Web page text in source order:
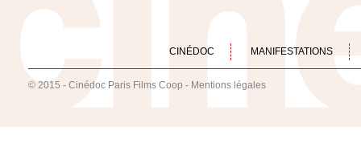
CINÉDOC MANIFESTATIONS
© 2015 - Cinédoc Paris Films Coop - Mentions légales